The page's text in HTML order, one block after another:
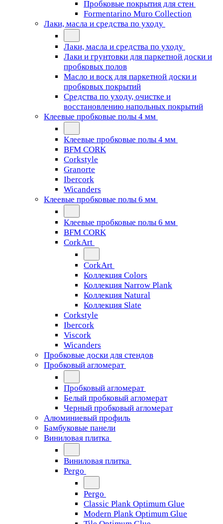
Пробковые покрытия для стен
Formentarino Muro Collection
Лаки, масла и средства по уходу
Лаки, масла и средства по уходу
Лаки и грунтовки для паркетной доски и
пробковых полов
Масло и воск для паркетной доски и
пробковых покрытий
Средства по уходу, очистке и
восстановлению напольных покрытий
Клеевые пробковые полы 4 мм
Клеевые пробковые полы 4 мм
BFM CORK
Corkstyle
Granorte
Ibercork
Wicanders
Клеевые пробковые полы 6 мм
Клеевые пробковые полы 6 мм
BFM CORK
CorkArt
CorkArt
Коллекция Colors
Коллекция Narrow Plank
Коллекция Natural
Коллекция Slate
Corkstyle
Ibercork
Viscork
Wicanders
Пробковые доски для стендов
Пробковый агломерат
Пробковый агломерат
Белый пробковый агломерат
Черный пробковый агломерат
Алюминиевый профиль
Бамбуковые панели
Виниловая плитка
Виниловая плитка
Pergo
Pergo
Classic Plank Optimum Glue
Modern Plank Optimum Glue